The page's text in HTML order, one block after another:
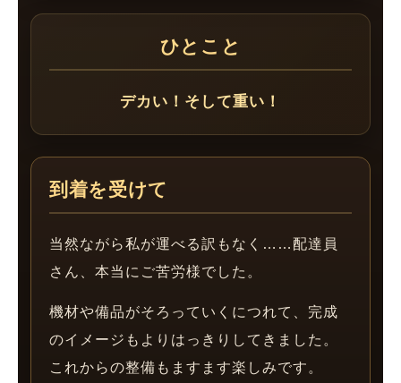
ひとこと
デカい！そして重い！
到着を受けて
当然ながら私が運べる訳もなく……配達員
さん、本当にご苦労様でした。
機材や備品がそろっていくにつれて、完成
のイメージもよりはっきりしてきました。
これからの整備もますます楽しみです。